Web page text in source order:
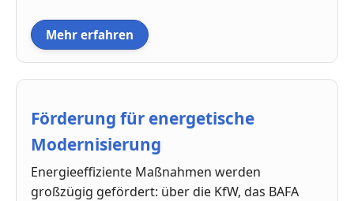
Mehr erfahren
Förderung für energetische
Modernisierung
Energieeffiziente Maßnahmen werden
großzügig gefördert: über die KfW, das BAFA